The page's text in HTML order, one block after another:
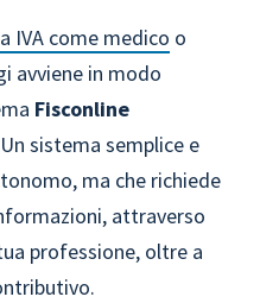
IVA come medico o
avviene in modo
Fisconline
sistema semplice e
ma che richiede
attraverso
professione, oltre a